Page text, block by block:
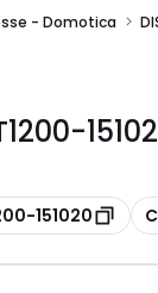
- Domotica
151020